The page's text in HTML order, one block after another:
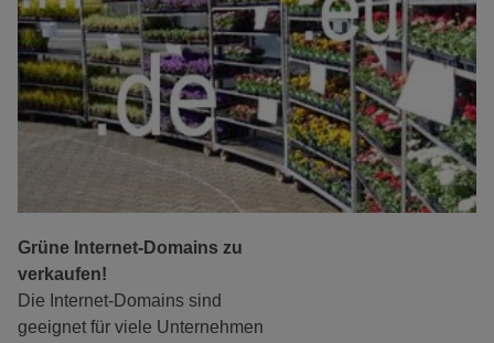
Grüne Internet-Domains zu
verkaufen!
Die Internet-Domains sind
geeignet für viele Unternehmen